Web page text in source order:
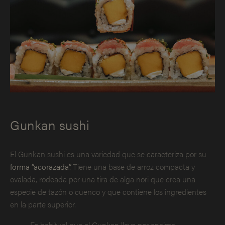
Gunkan sushi
El Gunkan sushi es una variedad que se caracteriza por su
forma “acorazada”.Tiene una base de arroz compacta y
ovalada, rodeada por una tira de alga nori que crea una
especie de tazón o cuenco y que contiene los ingredientes
en la parte superior.